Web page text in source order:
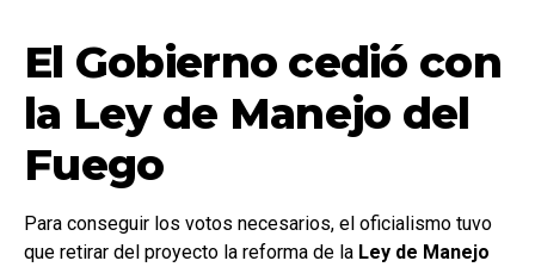
El Gobierno cedió con
la Ley de Manejo del
Fuego
Para conseguir los votos necesarios, el oficialismo tuvo
que retirar del proyecto la reforma de la Ley de Manejo